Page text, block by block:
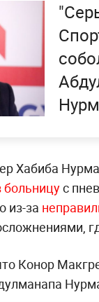
Хабиба
больницус
из-за
Конор